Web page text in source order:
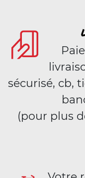
sécurisé, cb,
(pour plus